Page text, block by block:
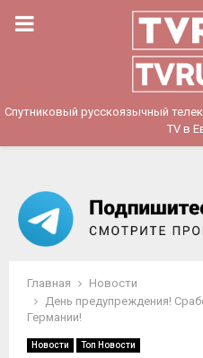
PRIMARY
Спутниковый русскоязычный
TV в
Главная
Новости
День предупреждения!
Германии!
Новости Топ Новости